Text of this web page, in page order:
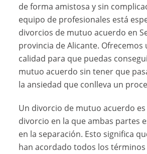
de forma amistosa y sin
equipo de profesionales está
divorcios de mutuo acuerdo en
provincia de Alicante. Ofrecemos
calidad para que puedas
mutuo acuerdo sin tener que
la ansiedad que conlleva un
Un divorcio de mutuo acuerdo
divorcio en la que ambas partes
en la separación. Esto significa
han acordado todos los